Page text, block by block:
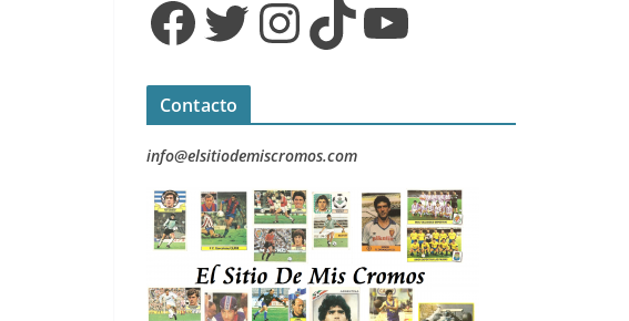
Facebook Twitter InstagramTikTok YouTube
Contacto
info@elsitiodemiscromos.com